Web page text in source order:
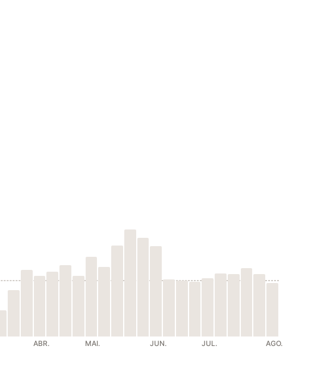
ABR. MAI. JUN. JUL. AGO.